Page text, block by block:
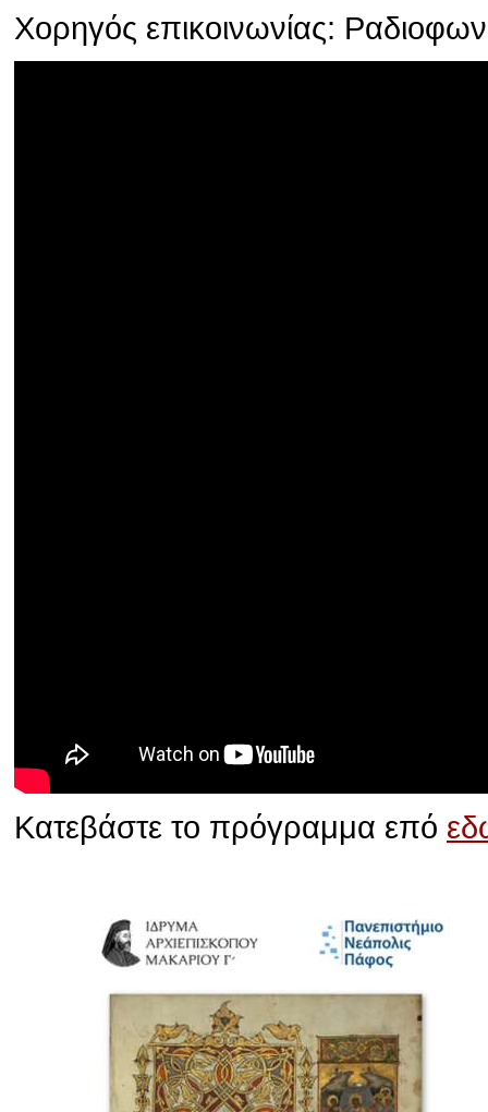
Χορηγός επικοινωνίας:
Κατεβάστε το πρόγραμμα επό